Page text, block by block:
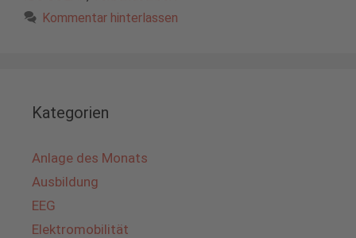
Kommentar hinterlassen
Kategorien
Anlage des Monats
Ausbildung
EEG
Elektromobilität